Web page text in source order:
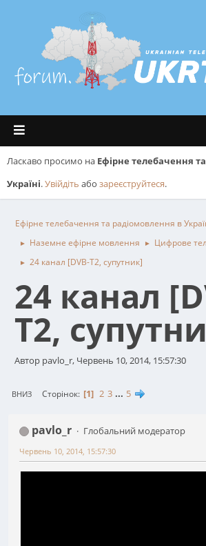
Ласкаво просимо на Ефірне телебачення
Україні.Увійдіть або зареєструйтеся.
Ефірне телебачення та радіомовлення в
► Наземне ефірне мовлення ► Цифрове
► 24 канал [DVB-T2, супутник]
24 канал
T2,
Автор pavlo_r, Червень 10, 2014, 15:57:30
ВНИЗ Сторінок 1 2 3 ... 5
pavlo_r Глобальний модератор
Червень 10, 2014, 15:57:30